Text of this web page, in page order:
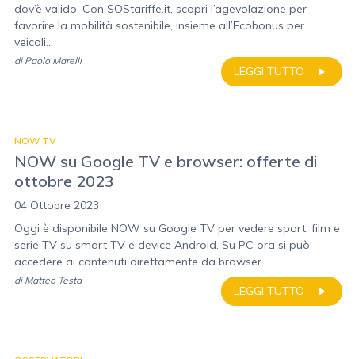
dov’è valido. Con SOStariffe.it, scopri l’agevolazione per
favorire la mobilità sostenibile, insieme all’Ecobonus per
veicoli...
LEGGI TUTTO
di Paolo Marelli
NOW TV
NOW su Google TV e browser: offerte di
ottobre 2023
04 Ottobre 2023
Oggi è disponibile NOW su Google TV per vedere sport, film e
serie TV su smart TV e device Android. Su PC ora si può
accedere ai contenuti direttamente da browser
LEGGI TUTTO
di Matteo Testa